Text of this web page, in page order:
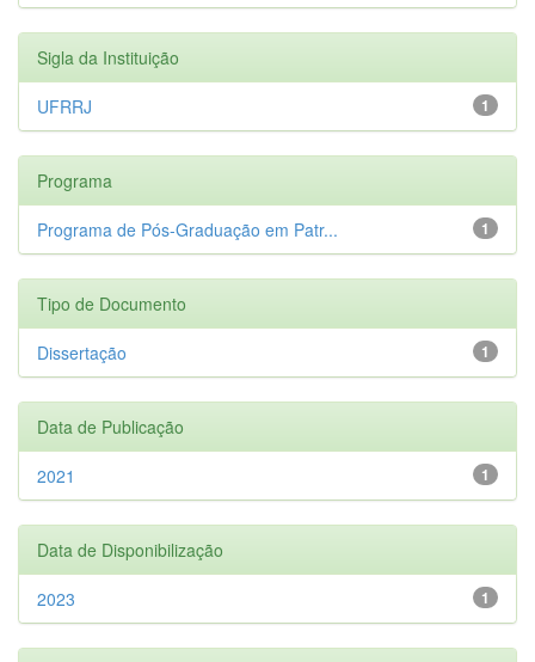
Sigla da Instituição
1
UFRRJ
Programa
1
Programa de Pós-Graduação em Patr...
Tipo de Documento
1
Dissertação
Data de Publicação
1
2021
Data de Disponibilização
1
2023